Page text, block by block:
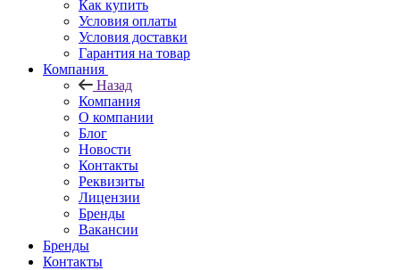
Как купить
Условия оплаты
Условия доставки
Гарантия на товар
Компания
Назад
Компания
О компании
Блог
Новости
Контакты
Реквизиты
Лицензии
Бренды
Вакансии
Бренды
Контакты